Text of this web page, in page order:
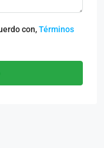
con,Términos